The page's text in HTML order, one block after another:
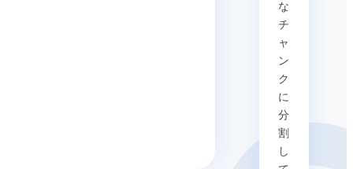
な
チ
ャ
ン
ク
に
分
割
し